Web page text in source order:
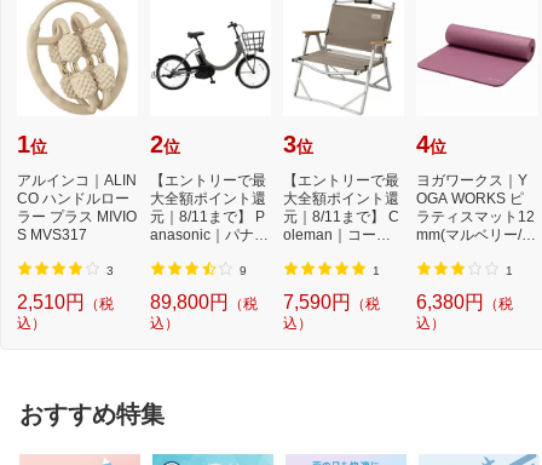
1位
アルインコ｜ALIN
CO ハンドルロー
ラー プラス MIVIO
S MVS317
3
2,510円
（税
込）
2位
【エントリーで最
大全額ポイント還
元｜8/11まで】 P
anasonic｜パナソ
9
89,800円
（税
込）
3位
【エントリーで最
大全額ポイント還
元｜8/11まで】 C
oleman｜コール
フ...
1
7,590円
（税
込）
4位
ヨガワークス｜Y
OGA WORKS ピ
ラティスマット12
mm(マルベリー/約
mm) YW...
1
6,380円
（税
込）
おすすめ特集